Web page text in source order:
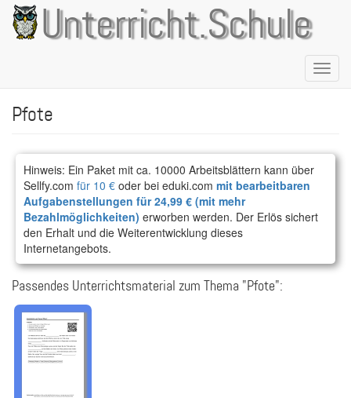
Direkt
zum
Inhalt
Unterricht.Schule
Pfote
Hinweis: Ein Paket mit ca. 10000 Arbeitsblättern kann über
Sellfy.com für 10 € oder bei eduki.com mit bearbeitbaren
Aufgabenstellungen für 24,99 € (mit mehr
Bezahlmöglichkeiten) erworben werden. Der Erlös sichert
den Erhalt und die Weiterentwicklung dieses
Internetangebots.
Passendes Unterrichtsmaterial zum Thema "Pfote":